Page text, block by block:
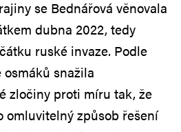
se Bednářová věnovala
dubna 2022, tedy
ruské invaze. Podle
snažila
zločiny proti míru tak, že
omluvitelný způsob řešení